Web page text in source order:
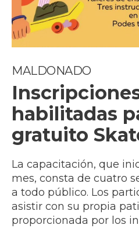
MALDONADO
habilitadas
gratuito
La capacitación, que
mes, consta de cuatro
a todo público. Los
asistir con su propia
proporcionada por los